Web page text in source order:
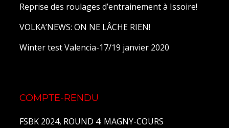
Reprise des roulages d’entrainement à Issoire!
VOLKA’NEWS: ON NE LÂCHE RIEN!
Winter test Valencia-17/19 janvier 2020
COMPTE-RENDU
FSBK 2024, ROUND 4: MAGNY-COURS